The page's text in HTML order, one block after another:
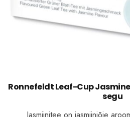
Ronnefeldt Leaf-Cup
segu
Jasmiinitee on jasmiiniõie